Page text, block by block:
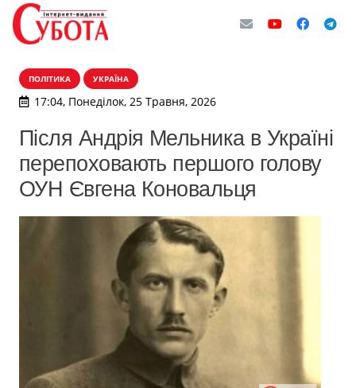
ПОЛІТИКА УКРАЇНА
17:04, Понеділок, 25 Травня, 2026
Після Андрія Мельника в Україні
перепоховають першого голову
ОУН Євгена Коновальця